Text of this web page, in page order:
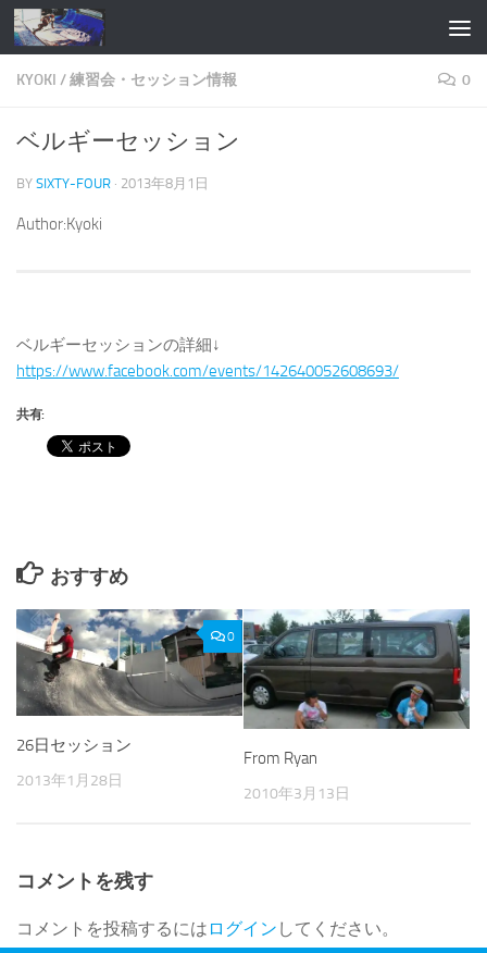
コンテンツへスキップ
KYOKI /練習会・セッション情報 0
ベルギーセッション
BY SIXTY-FOUR · 2013年8月1日
Author:Kyoki
ベルギーセッションの詳細↓
https://www.facebook.com/events/142640052608693/
共有:
おすすめ
0
26日セッション
2013年1月28日
From Ryan
2010年3月13日
コメントを残す
コメントを投稿するには ログイン してください。